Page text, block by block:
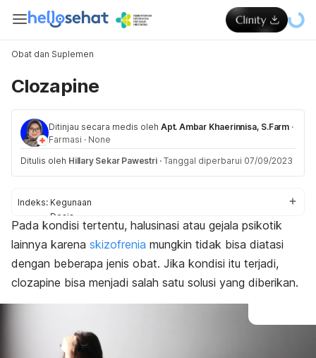
Obat dan Suplemen
Clozapine
Ditinjau secara medis oleh Apt. Ambar Khaerinnisa, S.Farm ·
Farmasi · None
Ditulis oleh Hillary Sekar Pawestri · Tanggal diperbarui 07/09/2023
Indeks: Kegunaan
Dosis
Aturan pakai
Efek samping
Peringatan dan perhatian
Efek samping pada ibu hamil dan menyusui
Interaksi obat
Pada kondisi tertentu, halusinasi atau gejala psikotik
lainnya karena skizofrenia mungkin tidak bisa diatasi
dengan beberapa jenis obat. Jika kondisi itu terjadi,
clozapine bisa menjadi salah satu solusi yang diberikan.